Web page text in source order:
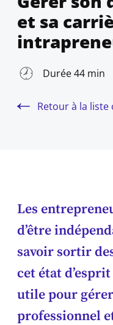
et sa
Durée 44 min
Retour à la liste
Les
d’être
savoir sortir
cet état
utile pour
professionnel